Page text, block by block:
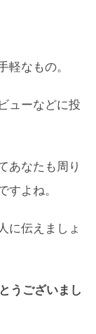
なもの。
ューなどに投
あなたも周り
よね。
に伝えましょ
うございまし